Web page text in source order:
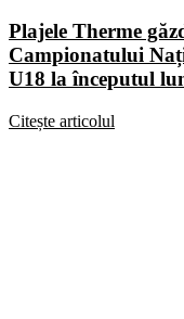
Plajele Therme
Campionatului
U18 la începutul
Citește articolul